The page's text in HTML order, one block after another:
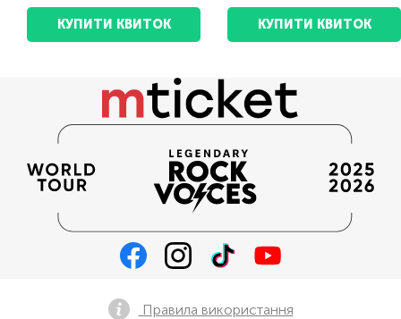
КУПИТИ КВИТОК КУПИТИ КВИТОК
Правила використання